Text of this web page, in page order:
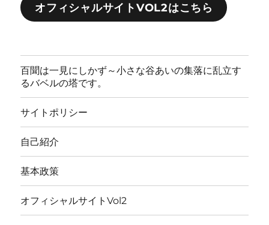
オフィシャルサイトVOL2はこちら
百聞は一見にしかず～小さな谷あいの集落に乱立す
るバベルの塔です。
サイトポリシー
自己紹介
基本政策
オフィシャルサイトVol2